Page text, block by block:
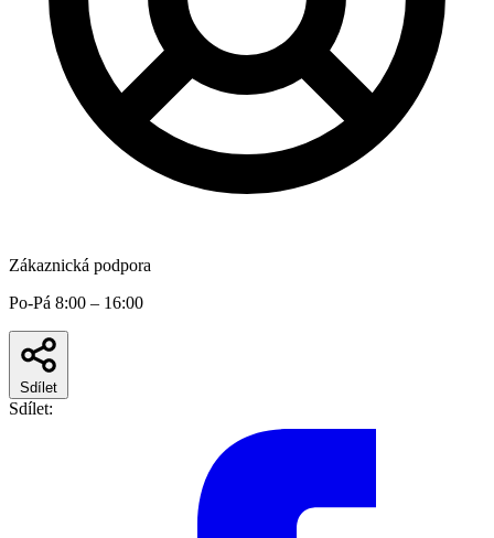
Zákaznická podpora
Po-Pá 8:00 – 16:00
Sdílet
Sdílet: